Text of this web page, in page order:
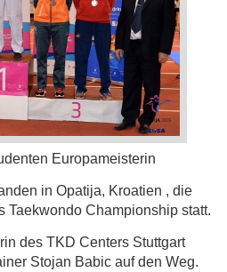
Europameisterin
in Opatija, Kroatien , die
Taekwondo Championship statt.
des TKD Centers Stuttgart
Stojan Babic auf den Weg.